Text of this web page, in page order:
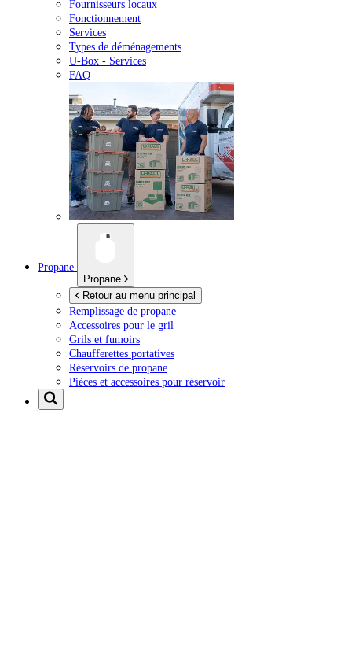
Fournisseurs locaux
Fonctionnement
Services
Types de déménagements
U-Box - Services
FAQ
Propane
Propane
Retour au menu principal
Remplissage de propane
Accessoires pour le gril
Grils et fumoirs
Chaufferettes portatives
Réservoirs de propane
Pièces et accessoires pour réservoir